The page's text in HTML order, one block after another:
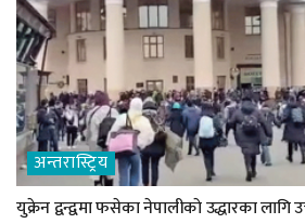
अन्तरास्ट्रिय
युक्रेन द्वन्द्वमा फसेका नेपालीकाे उद्धारका लागि